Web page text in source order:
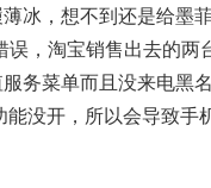
，想不到还是给墨
，淘宝销售出去的
务菜单而且没来电黑
没开，所以会导致手